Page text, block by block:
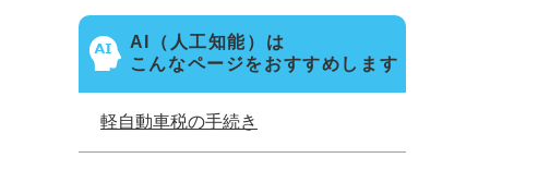
AI（人工知能）は
こんなページをおすすめします
軽自動車税の手続き